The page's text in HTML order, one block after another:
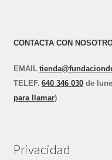
CONTACTA CON
EMAIL
TELEF. 640 346 030de
para llamar)
Privacidad